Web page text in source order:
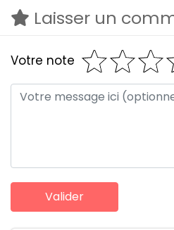
Laisser un
Votre note